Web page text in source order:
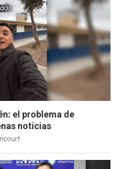
el problema de
noticias